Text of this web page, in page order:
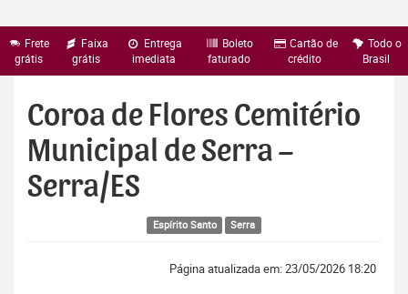
Frete
grátis
Faixa
grátis
Entrega
imediata
Boleto
faturado
Cartão de
crédito
Todo o
Brasil
Coroa de Flores Cemitério
Municipal de Serra –
Serra/ES
Espírito Santo Serra
Página atualizada em: 23/05/2026 18:20